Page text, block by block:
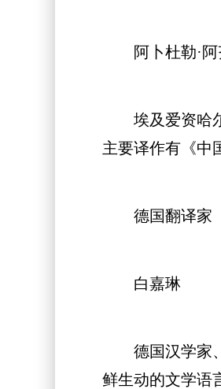
阿卜杜勒·阿
埃及爱资哈尔
主要译作有《中
德国翻译家
白嘉琳
德国汉学家、
鲜生动的文学语